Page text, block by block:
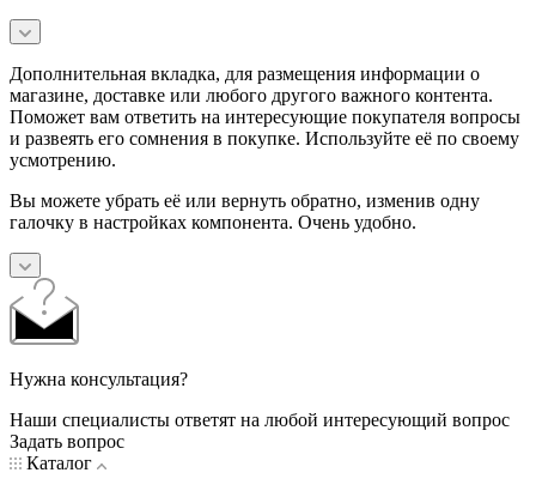
Дополнительная вкладка, для размещения информации о
магазине, доставке или любого другого важного контента.
Поможет вам ответить на интересующие покупателя вопросы
и развеять его сомнения в покупке. Используйте её по своему
усмотрению.
Вы можете убрать её или вернуть обратно, изменив одну
галочку в настройках компонента. Очень удобно.
Нужна консультация?
Наши специалисты ответят на любой интересующий вопрос
Задать вопрос
Каталог